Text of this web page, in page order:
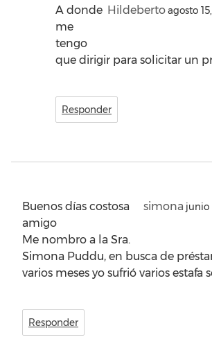
Hildebertoagosto
A donde
me
tengo
que dirigir para solicitar un
Responder
simona junio
Buenos días costosa
amigo
Me nombro a la Sra.
Simona Puddu, en busca de
varios meses yo sufrió varios estafa
Responder